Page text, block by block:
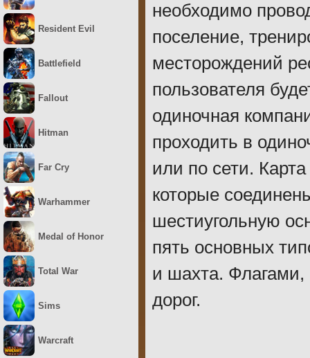
необходимо
поселение,
месторождений
пользователя
одиночная
проходить в
или по сети.
которые
шестиугольную
пять основных
и шахта. Флагами,
дорог.
Resident Evil
Battlefield
Fallout
Hitman
Far Cry
Warhammer
Medal of Honor
Total War
Sims
Warcraft